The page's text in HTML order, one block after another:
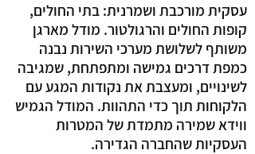
עסקית מורכבת ושמרנית: בתי החולים,
קופות החולים והרגולטור. מודל מארגן
משותף לשלושת מערכי השירות נבנה
כמפת דרכים גמישה ומתפתחת, שמגיבה
לשינויים, ומעצבת את נקודות המגע עם
הלקוחות תוך כדי התהוות. המודל הגמיש
ווידא שמירה מתמדת של המטרות
העסקיות שהחברה הגדירה.